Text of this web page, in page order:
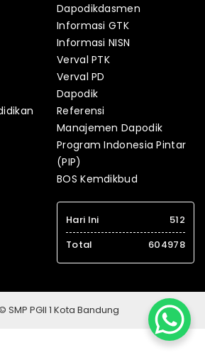
Dapodikdasmen
Informasi GTK
Informasi NISN
Verval PTK
Verval PD
Dapodik
Referensi
Manajemen Dapodik
Program Indonesia Pintar
(PIP)
BOS Kemdikbud
Hari Ini
512
Total
604978
SMP PGII 1 Kota Bandung